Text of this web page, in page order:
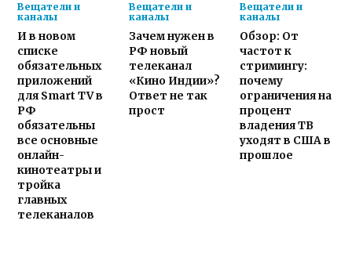
Вещатели и
каналы
И в новом
списке
обязательных
приложений
для Smart TV в
РФ
обязательны
все основные
онлайн-
кинотеатры и
тройка
главных
телеканалов
Вещатели и
каналы
Зачем нужен в
РФ новый
телеканал
«Кино Индии»?
Ответ не так
прост
Вещатели и
каналы
Обзор: От
частот к
стримингу:
почему
ограничения на
процент
владения ТВ
уходят в США в
прошлое